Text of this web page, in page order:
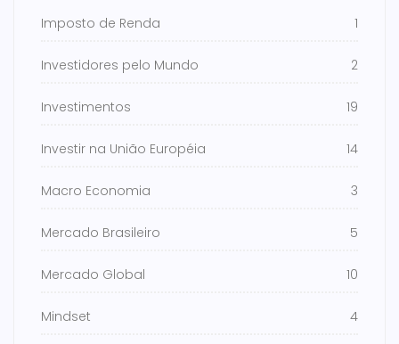
Imposto de Renda 1
Investidores pelo Mundo 2
Investimentos 19
Investir na União Européia 14
Macro Economia 3
Mercado Brasileiro 5
Mercado Global 10
Mindset 4